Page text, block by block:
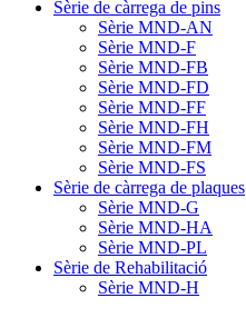
Sèrie de càrrega de pins
Sèrie MND-AN
Sèrie MND-F
Sèrie MND-FB
Sèrie MND-FD
Sèrie MND-FF
Sèrie MND-FH
Sèrie MND-FM
Sèrie MND-FS
Sèrie de càrrega de plaques
Sèrie MND-G
Sèrie MND-HA
Sèrie MND-PL
Sèrie de Rehabilitació
Sèrie MND-H